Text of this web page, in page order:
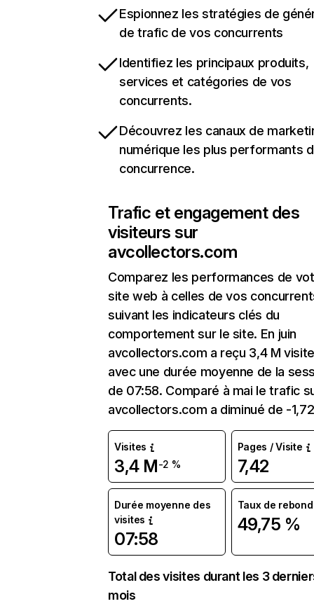
Espionnez les stratégies de
de trafic de vos concurrents
Identifiez les principaux produits,
services et catégories de vos
concurrents.
Découvrez les canaux de
numérique les plus performants
concurrence.
Trafic et engagement des
visiteurs sur
avcollectors.com
Comparez les performances de
site web à celles de vos
suivant les indicateurs clés du
comportement sur le site. En juin
avcollectors.com a reçu 3,4 M
avec une durée moyenne de la
de 07:58. Comparé à mai le trafic
avcollectors.com a diminué de -
Visites
3,4 M-2 %
Pages / Visite
7,42
Durée moyenne des
visites
07:58
Taux de rebond
49,75 %
Total des visites durant les 3
mois